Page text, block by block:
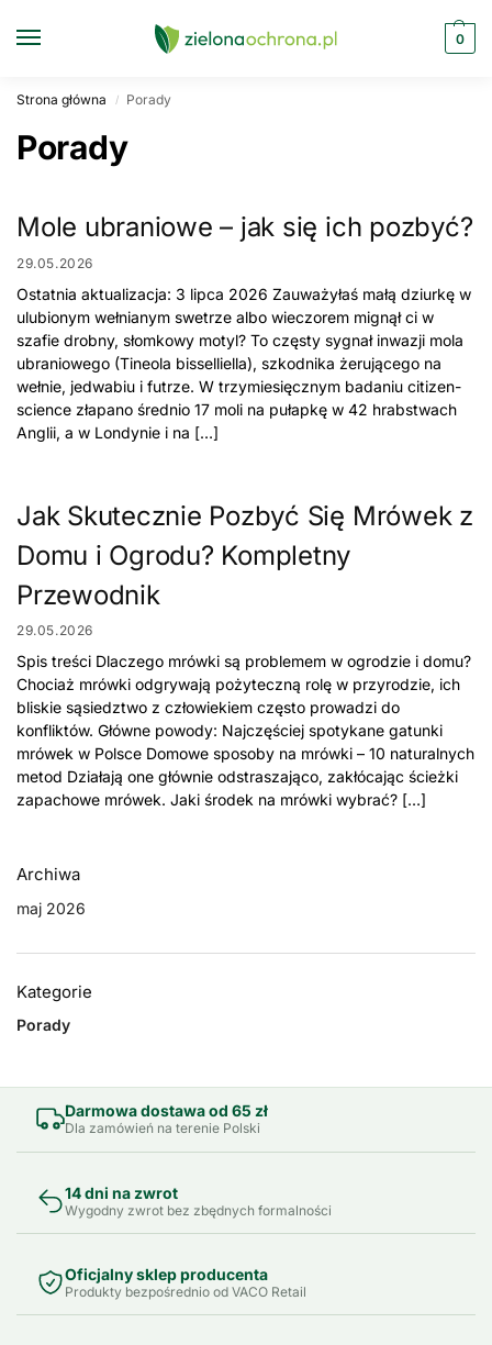
0
Strona główna / Porady
Porady
Mole ubraniowe – jak się ich pozbyć?
29.05.2026
Ostatnia aktualizacja: 3 lipca 2026 Zauważyłaś małą dziurkę w
ulubionym wełnianym swetrze albo wieczorem mignął ci w
szafie drobny, słomkowy motyl? To częsty sygnał inwazji mola
ubraniowego (Tineola bisselliella), szkodnika żerującego na
wełnie, jedwabiu i futrze. W trzymiesięcznym badaniu citizen-
science złapano średnio 17 moli na pułapkę w 42 hrabstwach
Anglii, a w Londynie i na […]
Jak Skutecznie Pozbyć Się Mrówek z
Domu i Ogrodu? Kompletny
Przewodnik
29.05.2026
Spis treści Dlaczego mrówki są problemem w ogrodzie i domu?
Chociaż mrówki odgrywają pożyteczną rolę w przyrodzie, ich
bliskie sąsiedztwo z człowiekiem często prowadzi do
konfliktów. Główne powody: Najczęściej spotykane gatunki
mrówek w Polsce Domowe sposoby na mrówki – 10 naturalnych
metod Działają one głównie odstraszająco, zakłócając ścieżki
zapachowe mrówek. Jaki środek na mrówki wybrać? […]
Archiwa
maj 2026
Kategorie
Porady
Darmowa dostawa od 65 zł
Dla zamówień na terenie Polski
14 dni na zwrot
Wygodny zwrot bez zbędnych formalności
Oficjalny sklep producenta
Produkty bezpośrednio od VACO Retail